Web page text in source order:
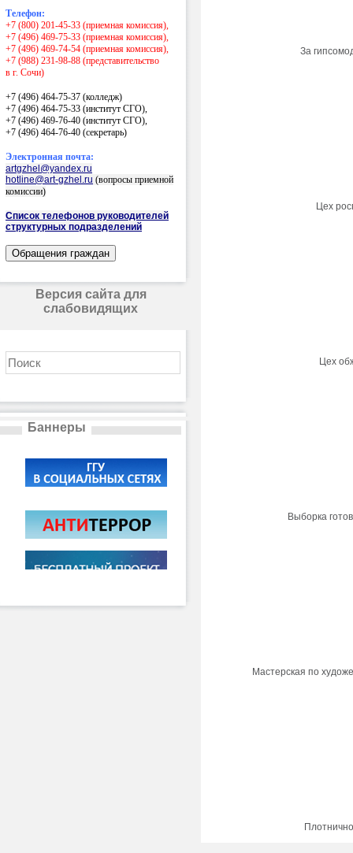
Телефон:
+7 (800) 201-45-33 (приемная комиссия),
+7 (496) 469-75-33 (приемная комиссия),
+7 (496) 469-74-54 (приемная комиссия),
+7 (988) 231-98-88 (представительство
в г. Сочи)
+7 (496) 464-75-37 (колледж)
+7 (496) 464-75-33 (институт СГО),
+7 (496) 469-76-40 (институт СГО),
+7 (496) 464-76-40 (секретарь)
Электронная почта:
artgzhel@yandex.ru
hotline@art-gzhel.ru (вопросы приемной
комиссии)
Список телефонов руководителей
структурных подразделений
Версия сайта для
слабовидящих
Баннеры
За
Цех
Цех
Выборка
Мастерская по